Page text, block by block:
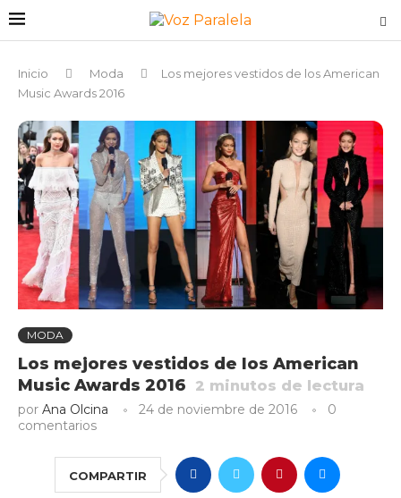
Inicio Moda
Los mejores vestidos de los American
Music Awards 2016
MODA
Los mejores vestidos de los American
Music Awards 2016
2 minutos de lectura
por Ana Olcina 24 de noviembre de 2016
0
comentarios
COMPARTIR